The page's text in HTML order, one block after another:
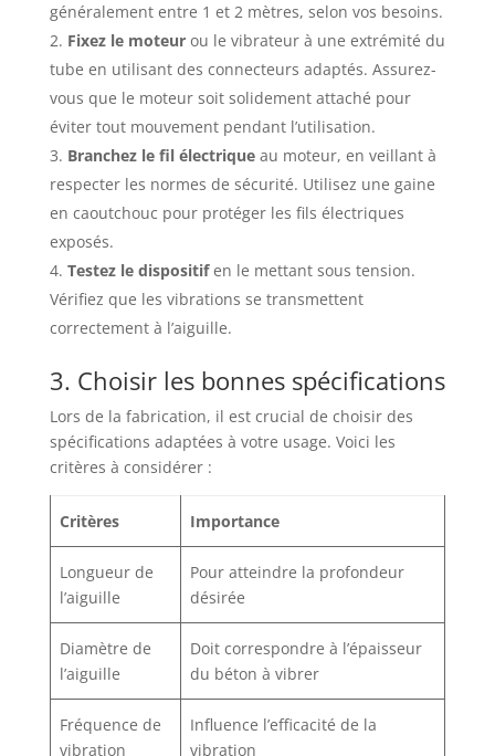
généralement entre 1 et 2 mètres, selon vos besoins.
Fixez le moteurou le vibrateur à une extrémité du
tube en utilisant des connecteurs adaptés. Assurez-
vous que le moteur soit solidement attaché pour
éviter tout mouvement pendant l’utilisation.
Branchez le fil électriqueau moteur, en veillant à
respecter les normes de sécurité. Utilisez une gaine
en caoutchouc pour protéger les fils électriques
exposés.
Testez le dispositifen le mettant sous tension.
Vérifiez que les vibrations se transmettent
correctement à l’aiguille.
3. Choisir les bonnes spécifications
Lors de la fabrication, il est crucial de choisir des
spécifications adaptées à votre usage. Voici les
critères à considérer :
Critères Importance
Longueur de
l’aiguille
Pour atteindre la profondeur
désirée
Diamètre de
l’aiguille
Doit correspondre à l’épaisseur
du béton à vibrer
Fréquence de
vibration
Influence l’efficacité de la
vibration